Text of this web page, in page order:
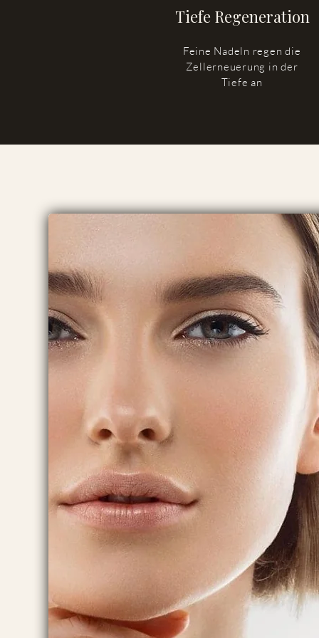
Tiefe Regeneration
Feine Nadeln regen die
Zellerneuerung in der
Tiefe an